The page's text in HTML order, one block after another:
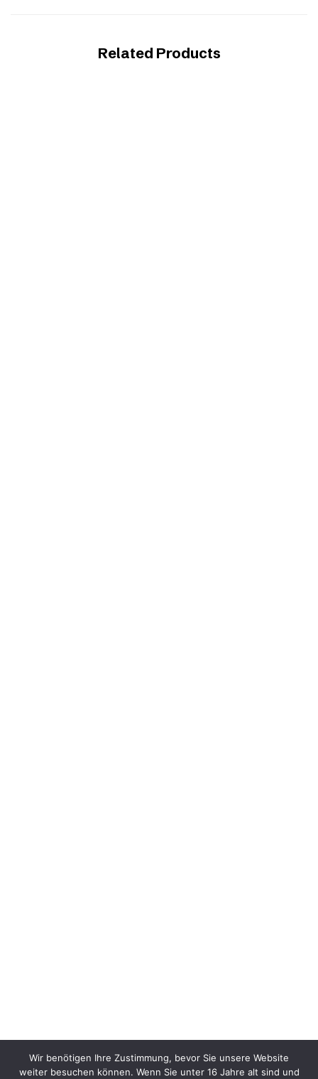
Related Products
Wir benötigen Ihre Zustimmung, bevor Sie unsere Website
weiter besuchen können. Wenn Sie unter 16 Jahre alt sind und